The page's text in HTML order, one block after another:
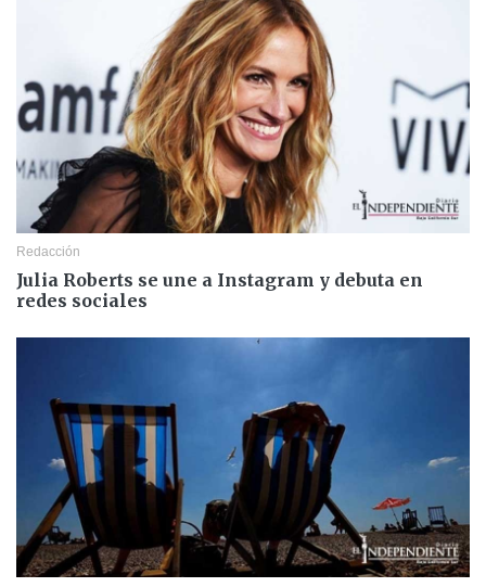
Redacción
Julia Roberts se une a Instagram y debuta en
redes sociales